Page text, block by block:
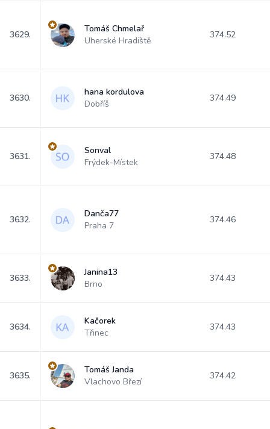
3629.
Tomáš Chmelař
Uherské Hradiště
374.52
3630.
hana kordulova
Dobříš
374.49
3631.
Sonval
Frýdek-Místek
374.48
3632.
Danča77
Praha 7
374.46
3633.
Janina13
Brno
374.43
3634.
Kačorek
Třinec
374.43
3635.
Tomáš Janda
Vlachovo Březí
374.42